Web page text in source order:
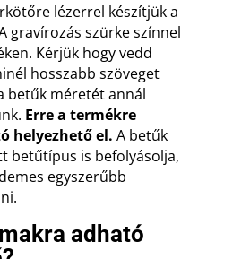
lézerrel készítjük a
gravírozás szürke színnel
Kérjük hogy vedd
hosszabb szöveget
betűk méretét annál
Erre a termékre
helyezhető el. A betűk
betűtípus is befolyásolja,
egyszerűbb
adható